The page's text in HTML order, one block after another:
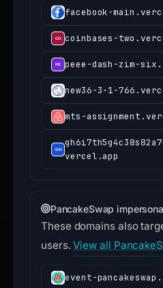
facebook-
coinbases-
peee-dash-zim-
new36-3-1-
mts-
vercel.app
PancakeSwap
These domains also
users.View all
event-